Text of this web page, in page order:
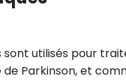
sont utilisés pour
Parkinson, et